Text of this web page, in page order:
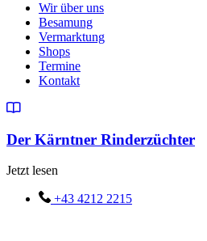
Wir über uns
Besamung
Vermarktung
Shops
Termine
Kontakt
Der Kärntner Rinderzüchter
Jetzt lesen
+43 4212 2215